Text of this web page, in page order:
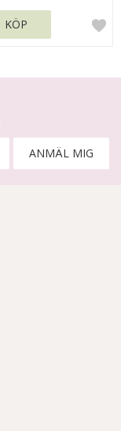
KÖP
ANMÄL MIG